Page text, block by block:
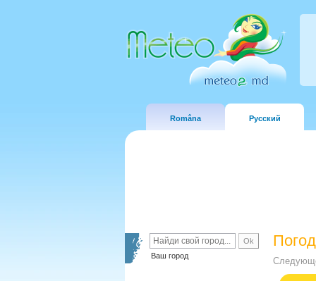
Româna Русский
Ваш город